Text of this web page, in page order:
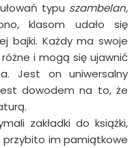
typu szambelan,
klasom udało się
bajki. Każdy ma swoje
i mogą się ujawnić
Jest on uniwersalny
dowodem na to, że
zakładki do książki,
przybito im pamiątkowe